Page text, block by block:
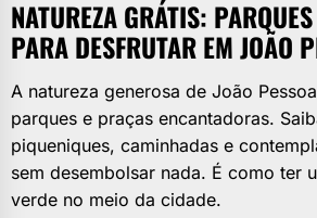
NATUREZA GRÁTIS:
PARA DESFRUTAR EM JOÃO
A natureza generosa de João
parques e praças encantadoras.
piqueniques, caminhadas e
sem desembolsar nada. É como ter
verde no meio da cidade.